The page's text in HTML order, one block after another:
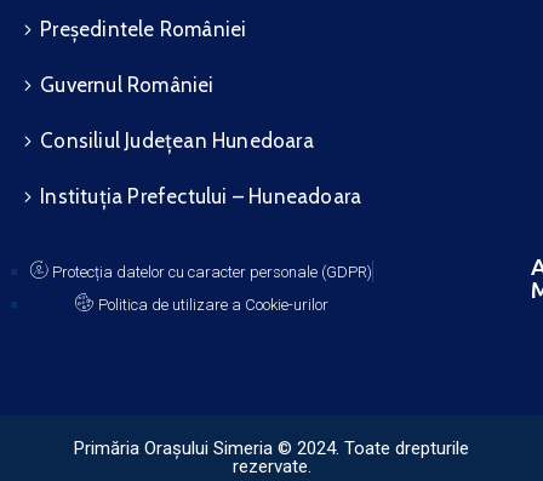
Președintele României
Guvernul României
Consiliul Județean Hunedoara
Instituția Prefectului – Huneadoara
Protecția datelor cu caracter personale (GDPR)
Politica de utilizare a Cookie-urilor
Primăria Orașului Simeria © 2024. Toate drepturile
rezervate.